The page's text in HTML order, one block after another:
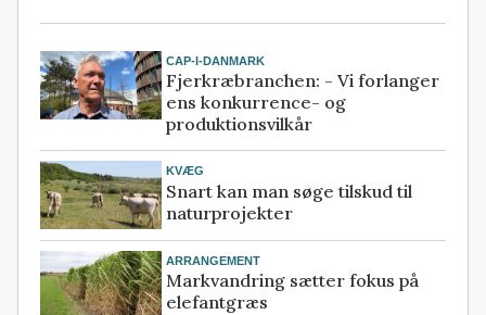
CAP-I-DANMARK
Fjerkræbranchen: - Vi forlanger
ens konkurrence- og
produktionsvilkår
KVÆG
Snart kan man søge tilskud til
naturprojekter
ARRANGEMENT
Markvandring sætter fokus på
elefantgræs